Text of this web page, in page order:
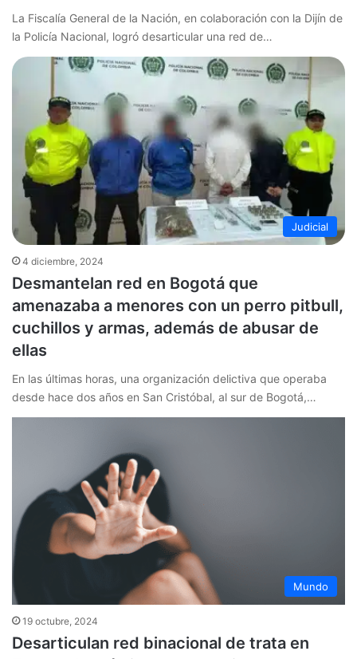
La Fiscalía General de la Nación, en colaboración con la Dijín de
la Policía Nacional, logró desarticular una red de…
Judicial
4 diciembre, 2024
Desmantelan red en Bogotá que
amenazaba a menores con un perro pitbull,
cuchillos y armas, además de abusar de
ellas
En las últimas horas, una organización delictiva que operaba
desde hace dos años en San Cristóbal, al sur de Bogotá,…
Mundo
19 octubre, 2024
Desarticulan red binacional de trata en